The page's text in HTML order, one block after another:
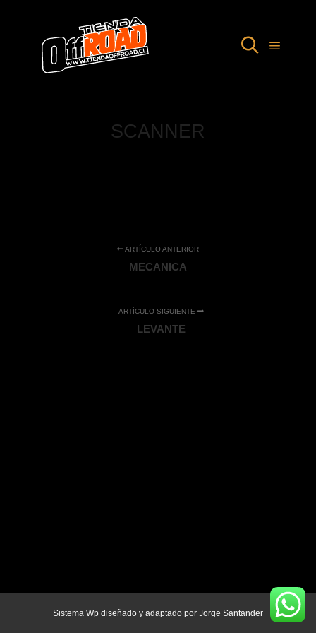
SCANNER
ARTÍCULO ANTERIOR
MECANICA
ARTÍCULO SIGUIENTE
LEVANTE
Sistema Wp diseñado y adaptado por Jorge Santander